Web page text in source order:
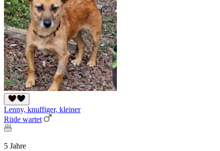
Lenny, knuffiger, kleiner
Rüde wartet
5 Jahre